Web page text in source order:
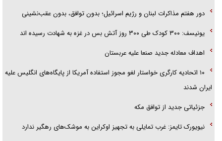
گزارش «جوان» از قوانین سخت‌گیرانه ۶ قاره در برابر یورش به پاسگاه‌های
دور هفتم مذاکرات لبنان و رژیم اسرائیل؛ بدون توافق، بدون عقب‌نشینی
یونیسف: ۳۰۰ کودک طی ۳۰۰ روز آتش بس در غزه به شهادت رسیده اند
اهداف معادله جدید صنعا علیه عربستان
۱۰ اتحادیه کارگری خواستار لغو مجوز استفاده آمریکا از پایگاه‌های انگلیس علیه
ایران شدند
جزئیاتی جدید از توافق مکه
نیویورک تایمز: غرب تمایلی به تجهیز اوکراین به موشک‌های رهگیر ندارد